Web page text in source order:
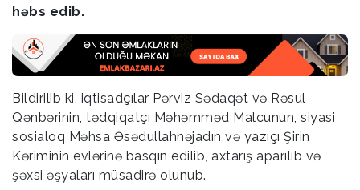
həbs edib.
Bildirilib ki, iqtisadçılar Pərviz Sədaqət və Rəsul
Qənbərinin, tədqiqatçı Məhəmməd Malcunun, siyasi
sosialoq Məhsa Əsədullahnəjadın və yazıçı Şirin
Kəriminin evlərinə basqın edilib, axtarış aparılıb və
şəxsi əşyaları müsadirə olunub.